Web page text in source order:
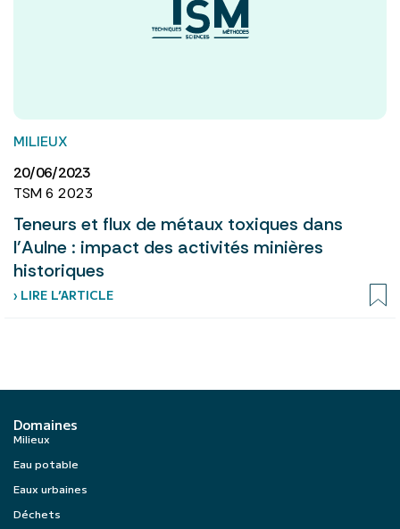
MILIEUX
20/06/2023
TSM 6 2023
Teneurs et flux de métaux toxiques dans
l’Aulne : impact des activités minières
historiques
› LIRE L’ARTICLE
Domaines
Milieux
Eau potable
Eaux urbaines
Déchets